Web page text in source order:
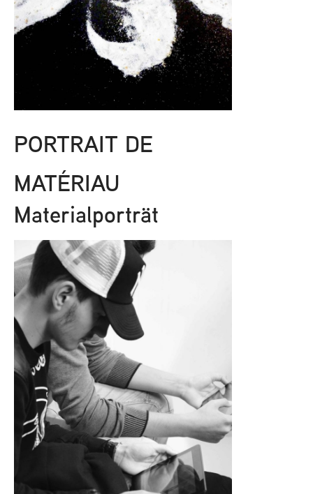
PORTRAIT DE
MATÉRIAU
Materialporträt